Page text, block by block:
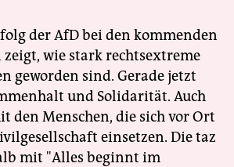
der AfD bei den kommenden
wie stark rechtsextreme
geworden sind. Gerade jetzt
und Solidarität. Auch
den Menschen, die sich vor Ort
einsetzen. Die taz
mit "Alles beginnt im